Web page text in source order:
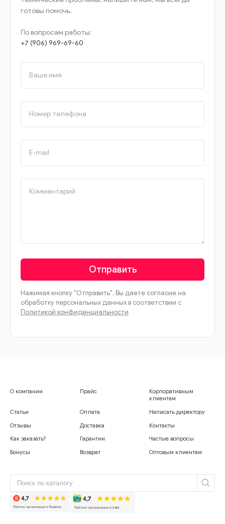
готовы помочь.
По вопросам работы:
+7 (906) 969-69-60
Ваше имя
Номер телефона
E-mail
Комментарий
Отправить
Нажимая кнопку "Отправить", Вы даете согласие на
обработку персональных данных в соответствии с
Политикой конфиденциальности